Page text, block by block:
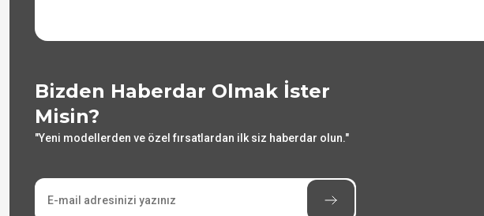
Bizden Haberdar Olmak İster
Misin?
"Yeni modellerden ve özel fırsatlardan ilk siz haberdar olun."